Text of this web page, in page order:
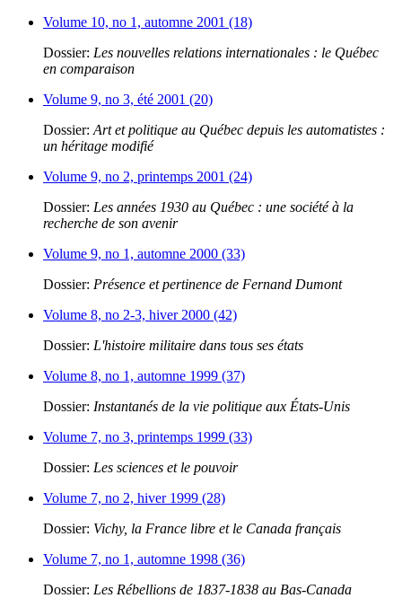
Volume 10, no 1, automne 2001 (18)
Dossier: Les nouvelles relations internationales : le Québec
en comparaison
Volume 9, no 3, été 2001 (20)
Dossier: Art et politique au Québec depuis les automatistes :
un héritage modifié
Volume 9, no 2, printemps 2001 (24)
Dossier: Les années 1930 au Québec : une société à la
recherche de son avenir
Volume 9, no 1, automne 2000 (33)
Dossier: Présence et pertinence de Fernand Dumont
Volume 8, no 2-3, hiver 2000 (42)
Dossier: L'histoire militaire dans tous ses états
Volume 8, no 1, automne 1999 (37)
Dossier: Instantanés de la vie politique aux États-Unis
Volume 7, no 3, printemps 1999 (33)
Dossier: Les sciences et le pouvoir
Volume 7, no 2, hiver 1999 (28)
Dossier: Vichy, la France libre et le Canada français
Volume 7, no 1, automne 1998 (36)
Dossier: Les Rébellions de 1837-1838 au Bas-Canada